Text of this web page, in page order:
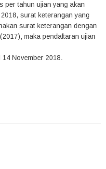
per tahun ujian yang akan
surat keterangan yang
surat keterangan dengan
maka pendaftaran ujian
November 2018.